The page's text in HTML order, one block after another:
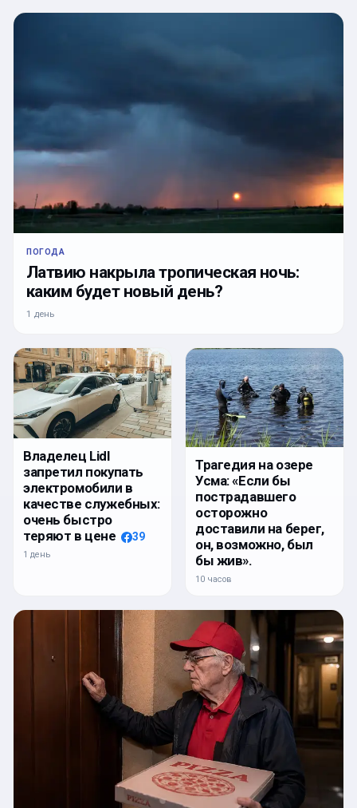
ПОГОДА
Латвию накрыла тропическая ночь:
каким будет новый день?
1 день
Владелец Lidl
запретил покупать
электромобили в
качестве служебных:
очень быстро
теряют в цене
39
1 день
Трагедия на озере
Усма: «Если бы
пострадавшего
осторожно
доставили на берег,
он, возможно, был
бы жив».
10 часов